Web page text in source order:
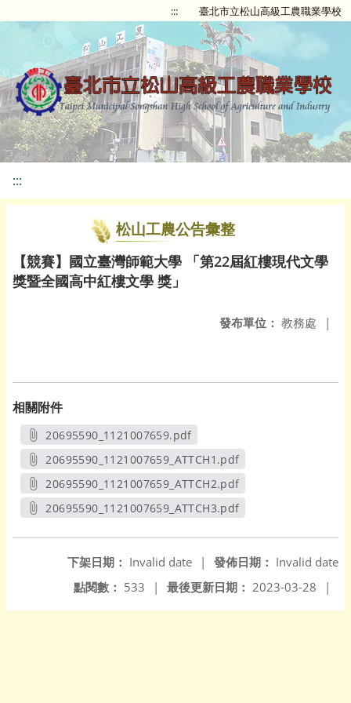
::: 臺北市立松山高級工農職業學校
:::
松山工農公告彙整
【競賽】國立臺灣師範大學 「第22屆紅樓現代文學
獎暨全國高中紅樓文學 獎」
發布單位： 教務處 |
相關附件
20695590_1121007659.pdf
另開新視窗
20695590_1121007659_ATTCH1.pdf
另開新視窗
20695590_1121007659_ATTCH2.pdf
另開新視窗
20695590_1121007659_ATTCH3.pdf
發佈日期： Invalid date
下架日期： Invalid date
|
最後更新日期： 2023-03-28 |
點閱數： 533 |